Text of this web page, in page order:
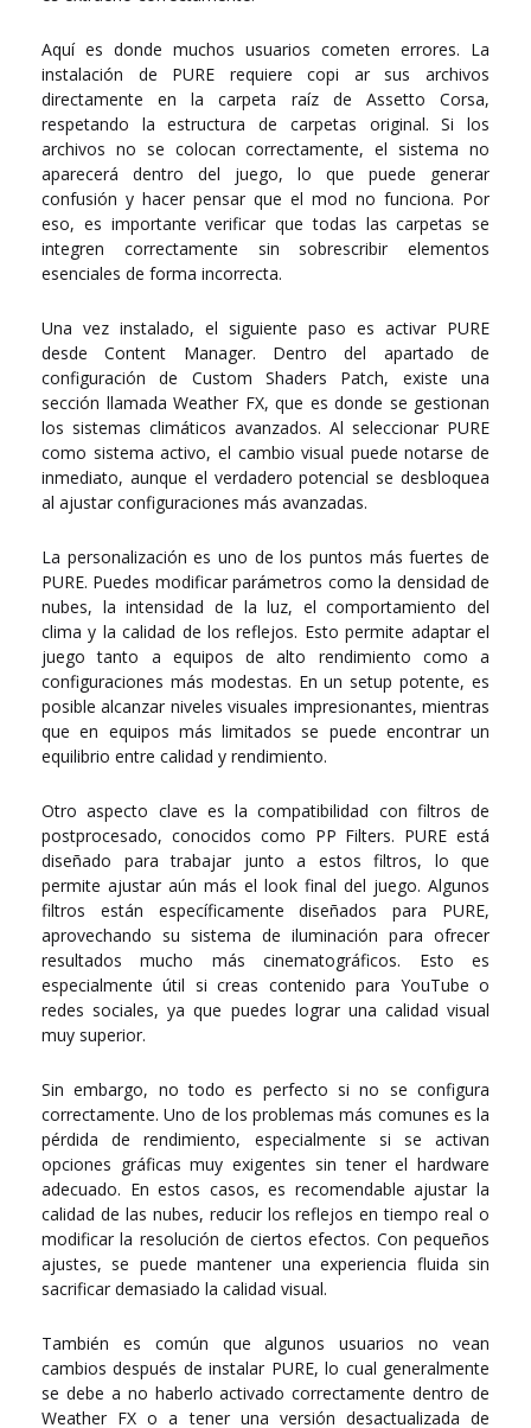
Aquí es donde muchos usuarios cometen errores. La
instalación de PURE requiere copi ar sus archivos
directamente en la carpeta raíz de Assetto Corsa,
respetando la estructura de carpetas original. Si los
archivos no se colocan correctamente, el sistema no
aparecerá dentro del juego, lo que puede generar
confusión y hacer pensar que el mod no funciona. Por
eso, es importante verificar que todas las carpetas se
integren correctamente sin sobrescribir elementos
esenciales de forma incorrecta.
Una vez instalado, el siguiente paso es activar PURE
desdeContent Manager. Dentro del apartado de
configuración de Custom Shaders Patch, existe una
sección llamada Weather FX, que es donde se gestionan
los sistemas climáticos avanzados. Al seleccionar PURE
como sistema activo, el cambio visual puede notarse de
inmediato, aunque el verdadero potencial se desbloquea
al ajustar configuraciones más avanzadas.
La personalización es uno de los puntos más fuertes de
PURE. Puedes modificar parámetros como la densidad de
nubes, la intensidad de la luz, el comportamiento del
clima y la calidad de los reflejos. Esto permite adaptar el
juego tanto a equipos de alto rendimiento como a
configuraciones más modestas. En un setup potente, es
posible alcanzar niveles visuales impresionantes, mientras
que en equipos más limitados se puede encontrar un
equilibrio entre calidad y rendimiento.
Otro aspecto clave es la compatibilidad con filtros de
postprocesado, conocidos como PP Filters. PURE está
diseñado para trabajar junto a estos filtros, lo que
permite ajustar aún más el look final del juego. Algunos
filtros están específicamente diseñados para PURE,
aprovechando su sistema de iluminación para ofrecer
resultados mucho más cinematográficos. Esto es
especialmente útil si creas contenido para YouTube o
redes sociales, ya que puedes lograr una calidad visual
muy superior.
Sin embargo, no todo es perfecto si no se configura
correctamente. Uno de los problemas más comunes es la
pérdida de rendimiento, especialmente si se activan
opciones gráficas muy exigentes sin tener el hardware
adecuado. En estos casos, es recomendable ajustar la
calidad de las nubes, reducir los reflejos en tiempo real o
modificar la resolución de ciertos efectos. Con pequeños
ajustes, se puede mantener una experiencia fluida sin
sacrificar demasiado la calidad visual.
También es común que algunos usuarios no vean
cambios después de instalar PURE, lo cual generalmente
se debe a no haberlo activado correctamente dentro de
Weather FX o a tener una versión desactualizada de